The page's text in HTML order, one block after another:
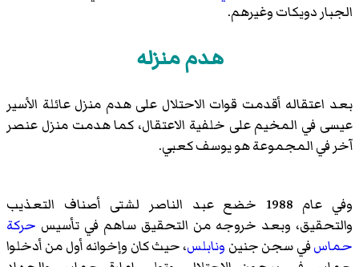
الجبار دويكاتوغيرهم.
هدم منزله
بعد اعتقاله أقدمت قوات الاحتلال على هدم منزل عائلة الأسير
عيسى في المخيم على خلفية الاعتقال، كما هدمت منزل عنصر
آخر في المجموعة هو يوسف كعبي.
وفي عام 1988 خضع عبد الناصر لشتى أصناف التعذيب
والتحقيق، وبعد خروجه من التحقيق ساهم في تأسيس حركة
حماسفيسجن جنين ونابلس، حيث كان وإخوانه أول من أدخلوا